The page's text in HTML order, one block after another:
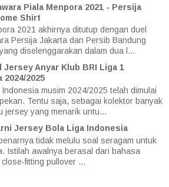
Piala Menpora 2021 - Persija
Shirt
2021 akhirnya ditutup dengan duel
Persija Jakarta dan Persib Bandung
diselenggarakan dalam dua l...
Jersey Anyar Klub BRI Liga 1
2024/2025
Indonesia musim 2024/2025 telah dimulai
Tentu saja, sebagai kolektor banyak
jersey yang menarik untu...
Jersey Bola Liga Indonesia
tidak melulu soal seragam untuk
Istilah awalnya berasal dari bahasa
fitting pullover ...